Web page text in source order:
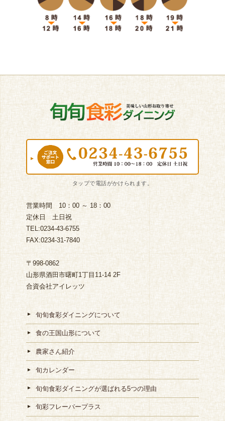
営業時間 10：00 ～ 18：00
定休日 土日祝
TEL:0234-43-6755
FAX:0234-31-7840
〒998-0862
山形県酒田市曙町1丁目11-14 2F
合資会社アイレッツ
旬旬食彩ダイニングについて
食の王国山形について
農家さん紹介
旬カレンダー
旬旬食彩ダイニングが選ばれる5つの理由
旬彩フレーバープラス